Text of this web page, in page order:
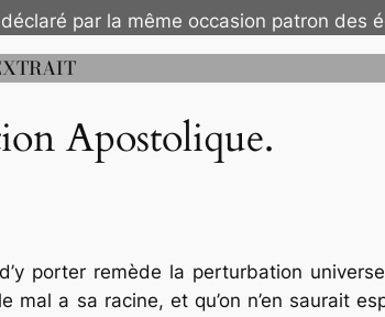
par la même occasion patron des
Apostolique.
porter remède la perturbation
a sa racine, et qu’on n’en saurait